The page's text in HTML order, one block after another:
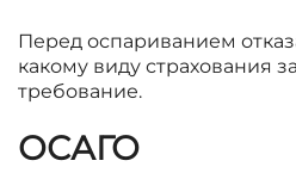
Перед оспариванием
какому виду страхования
требование.
ОСАГО